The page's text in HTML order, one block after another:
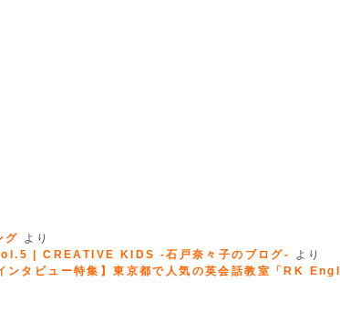
グ より
| CREATIVE KIDS -石戸奈々子のブログ-
より
ンタビュー特集】東京都で人気の英会話教室「RK